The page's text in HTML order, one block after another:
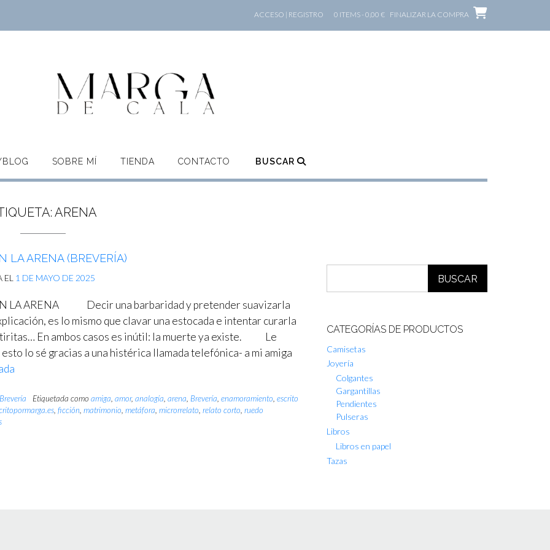
ACCESO | REGISTRO 0 ITEMS - 0,00 € FINALIZAR LA COMPRA
BLOG SOBRE MÍ TIENDA CONTACTO BUSCAR
ARENA
LA ARENA (BREVERÍA)
1 DE MAYO DE 2025
LA ARENA Decir una barbaridad y pretender suavizarla
es lo mismo que clavar una estocada e intentar curarla
tiritas… En ambos casos es inútil: la muerte ya existe. Le
lo sé gracias a una histérica llamada telefónica- a mi amiga
Brevería Etiquetada comoamiga,amor,analogía,arena, Brevería,enamoramiento,escrito
,ficción,matrimonio,metáfora,microrrelato,relato corto,ruedo
BUSCAR
CATEGORÍAS DE PRODUCTOS
Camisetas
Joyería
Colgantes
Gargantillas
Pendientes
Pulseras
Libros
Libros en papel
Tazas